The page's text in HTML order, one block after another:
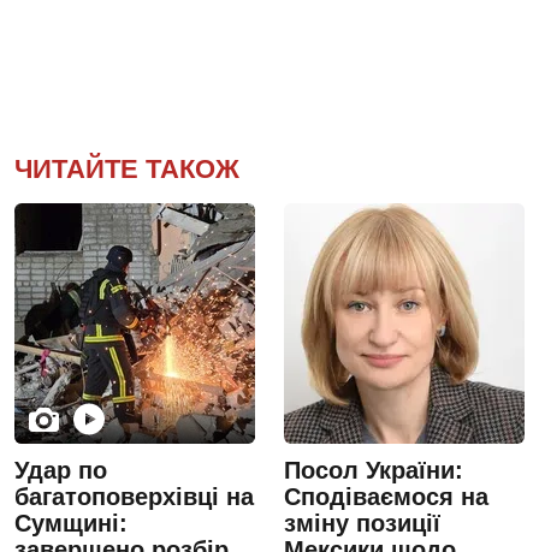
ЧИТАЙТЕ ТАКОЖ
Удар по
багатоповерхівці на
Сумщині:
Посол України:
Сподіваємося на
зміну позиції